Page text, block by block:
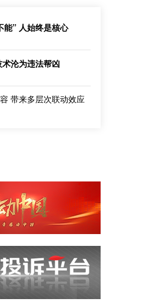
能” 人始终是核心
沦为违法帮凶
带来多层次联动效应